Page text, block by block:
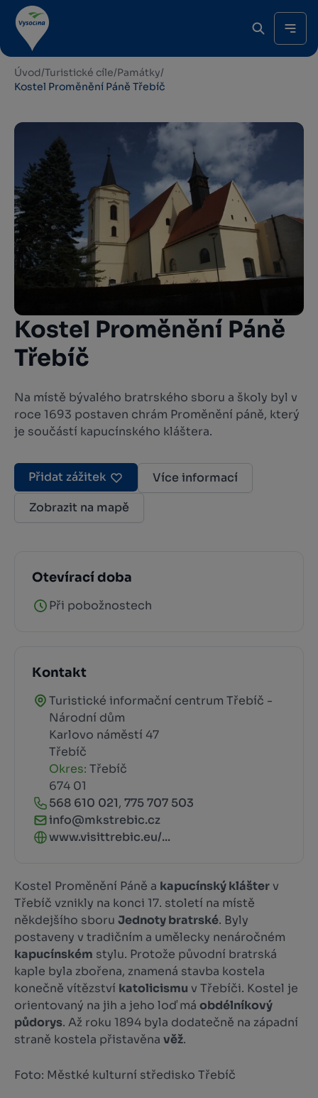
Úvod/Turistické cíle/Památky/
Kostel Proměnění Páně Třebíč
Kostel Proměnění Páně
Třebíč
Na místě bývalého bratrského sboru a školy byl v
roce 1693 postaven chrám Proměnění páně, který
je součástí kapucínského kláštera.
Přidat zážitek
Více informací
Zobrazit na mapě
Otevírací doba
Při pobožnostech
Kontakt
Turistické informační centrum Třebíč -
Národní dům
Karlovo náměstí 47
Třebíč
Okres: Třebíč
674 01
568 610 021, 775 707 503
info@mkstrebic.cz
www.visittrebic.eu/...
Kostel Proměnění Páně a kapucínský klášterv
Třebíč vznikly na konci 17. století na místě
někdejšího sboru Jednoty bratrské. Byly
postaveny v tradičním a umělecky nenáročném
kapucínském stylu. Protože původní bratrská
kaple byla zbořena, znamená stavba kostela
konečně vítězství katolicismu v Třebíči. Kostel je
orientovaný na jih a jeho loď má obdélníkový
půdorys. Až roku 1894 byla dodatečně na západní
straně kostela přistavěna věž.
Foto: Městké kulturní středisko Třebíč